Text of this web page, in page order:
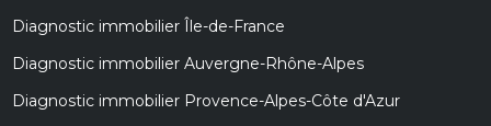
Diagnostic immobilier Île-de-France
Diagnostic immobilier Auvergne-Rhône-Alpes
Diagnostic immobilier Provence-Alpes-Côte d'Azur